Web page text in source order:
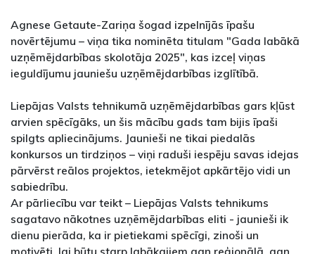
Agnese Getaute-Zariņa šogad izpelnījās īpašu
novērtējumu – viņa tika nominēta titulam "Gada labākā
uzņēmējdarbības skolotāja 2025", kas izceļ viņas
ieguldījumu jauniešu uzņēmējdarbības izglītībā.
Liepājas Valsts tehnikumā uzņēmējdarbības gars kļūst
arvien spēcīgāks, un šis mācību gads tam bijis īpaši
spilgts apliecinājums. Jaunieši ne tikai piedalās
konkursos un tirdziņos – viņi raduši iespēju savas idejas
pārvērst reālos projektos, ietekmējot apkārtējo vidi un
sabiedrību.
Ar pārliecību var teikt – Liepājas Valsts tehnikums
sagatavo nākotnes uzņēmējdarbības eliti - jaunieši ik
dienu pierāda, ka ir pietiekami spēcīgi, zinoši un
motivēti, lai būtu starp labākajiem gan reģionālā, gan